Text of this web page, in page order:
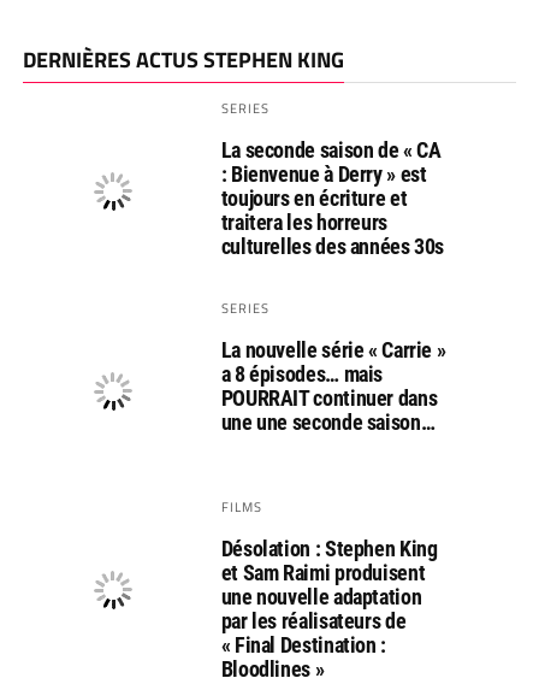
DERNIÈRES ACTUS STEPHEN KING
SERIES
La seconde saison de « CA
: Bienvenue à Derry » est
toujours en écriture et
traitera les horreurs
culturelles des années 30s
SERIES
La nouvelle série « Carrie »
a 8 épisodes… mais
POURRAIT continuer dans
une une seconde saison…
FILMS
Désolation : Stephen King
et Sam Raimi produisent
une nouvelle adaptation
par les réalisateurs de
« Final Destination :
Bloodlines »